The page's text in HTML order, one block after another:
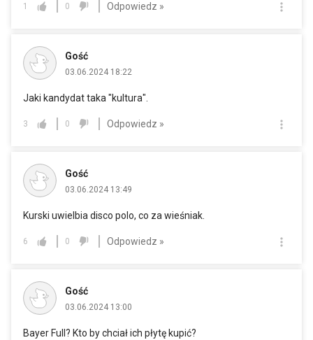
1 0 Odpowiedz »
Gość
03.06.2024 18:22
Jaki kandydat taka "kultura".
3 0 Odpowiedz »
Gość
03.06.2024 13:49
Kurski uwielbia disco polo, co za wieśniak.
6 0 Odpowiedz »
Gość
03.06.2024 13:00
Bayer Full? Kto by chciał ich płytę kupić?